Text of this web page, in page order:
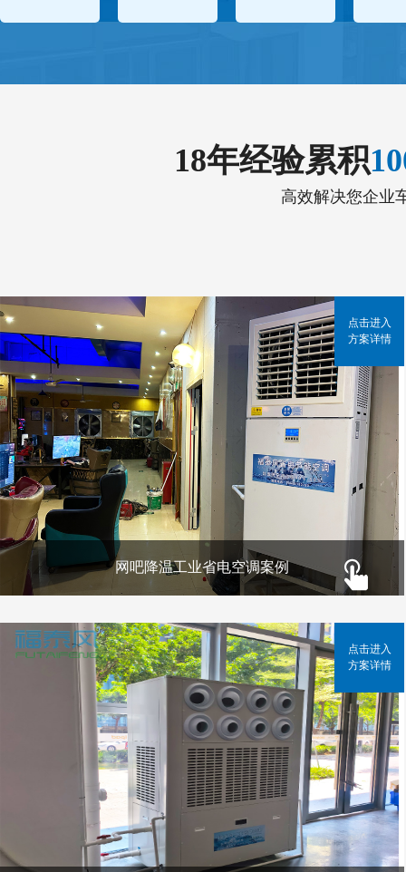
18年经验累积
高效解决您企业
网吧降温工业省电空调案例
点击进入
方案详情
点击进入
方案详情